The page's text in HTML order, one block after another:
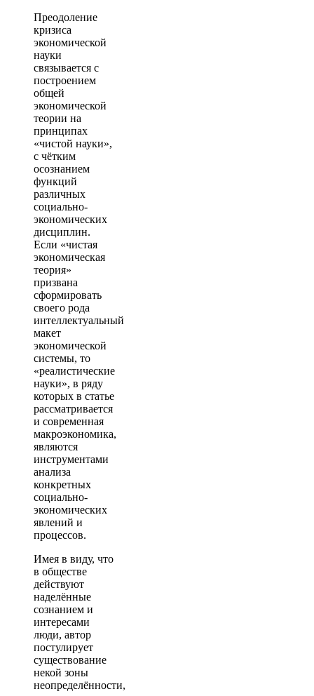
Преодоление
кризиса
экономической
науки
связывается с
построением
общей
экономической
теории на
принципах
«чистой науки»,
с чётким
осознанием
функций
различных
социально-
экономических
дисциплин.
Если «чистая
экономическая
теория»
призвана
сформировать
своего рода
интеллектуальный
макет
экономической
системы, то
«реалистические
науки», в ряду
которых в статье
рассматривается
и современная
макроэкономика,
являются
инструментами
анализа
конкретных
социально-
экономических
явлений и
процессов.
Имея в виду, что
в обществе
действуют
наделённые
сознанием и
интересами
люди, автор
постулирует
существование
некой зоны
неопределённости,